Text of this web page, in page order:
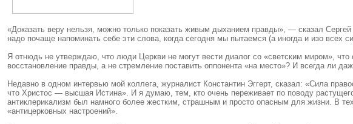
«Доказать веру нельзя, можно только показать живым дыханием правды», — сказал
надо почаще напоминать себе эти слова, когда сегодня мы пытаемся (а иногда и изо всех
Я отнюдь не утверждаю, что люди Церкви не могут вести диалог со «светским миром»,
восстановление правды, а не стремление поставить оппонента «на место»? И всегда ли
Недавно в одном интервью мой коллега, журналист Константин Эггерт, сказал: «Сила
что Христос — высшая Истина». И я думаю, тем, кто очень переживает по поводу
антиклерикализм был намного более жестким, страшным и просто опасным для жизни. В
«антицерковных настроений».